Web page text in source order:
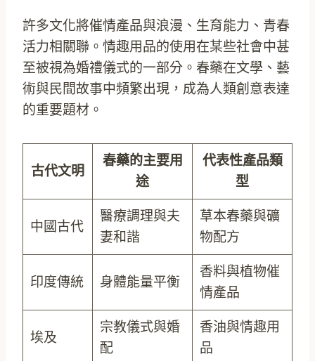
許多文化將催情產品與浪漫、生育能力、青春
活力相關聯。情趣用品的使用在某些社會中甚
至被視為婚禮儀式的一部分。春藥在文學、藝
術與民間故事中頻繁出現，成為人類創意表達
的重要題材。
古代文明
春藥的主要用
途
代表性產品類
型
中國古代
醫療調理與夫
妻和諧
草本春藥與礦
物配方
印度傳統 身體能量平衡
香料與植物催
情產品
埃及
宗教儀式與婚
配
香油與情趣用
品